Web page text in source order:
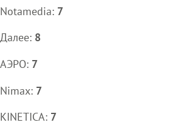
Notamedia: 7
Далее: 8
АЭРО: 7
Nimax: 7
KINETICA: 7